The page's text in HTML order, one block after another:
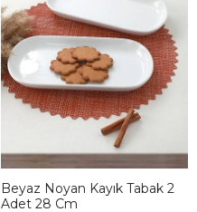
Beyaz Noyan Kayık Tabak 2
Adet 28 Cm